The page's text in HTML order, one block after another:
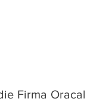
Firma Oracal